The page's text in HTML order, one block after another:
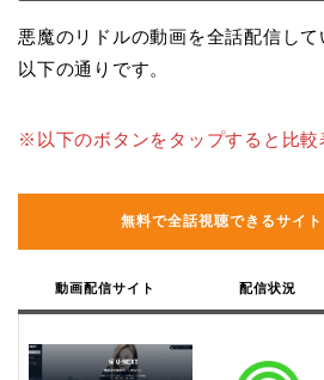
悪魔のリドルの動画を全話配信し
以下の通りです。
※以下のボタンをタップすると比較
無料で全話視聴できるサイト
動画配信サイト 配信状況